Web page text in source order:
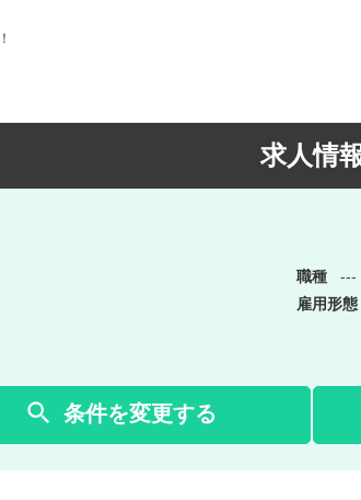
求人情
職種
---
雇用形態
 条件を変更する